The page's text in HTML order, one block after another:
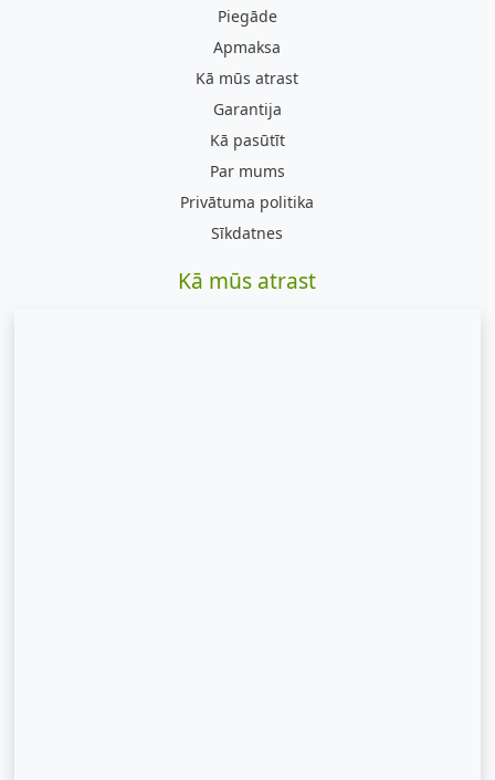
Piegāde
Apmaksa
Kā mūs atrast
Garantija
Kā pasūtīt
Par mums
Privātuma politika
Sīkdatnes
Kā mūs atrast